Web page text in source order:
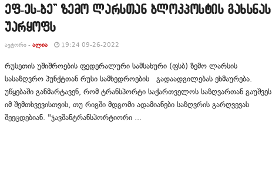
ეფ-ეს-ბე” ზემო ლარსთან ბლოკპოსტის გახსნას
უარყოფს
ᲐᲕᲢᲝᲠᲘ - ᲐᲚᲘᲐ 19:24 09-26-2022
რუსეთის უშიშროების ფედერალური სამსახური (ფსბ) ზემო ლარსის
სასაზღვრო პუნქტთან რუსი სამხედროების გადაადგილებას ეხმაურება.
უწყებაში განმარტავენ, რომ ტრანსპორტი საქართველოს საზღვართან გაუშვეს
იმ შემთხვევისთვის, თუ რიგში მდგომი ადამიანები საზღვრის გარღვევას
შეეცდებიან. "ჯავშანტრანსპორტიორი ...